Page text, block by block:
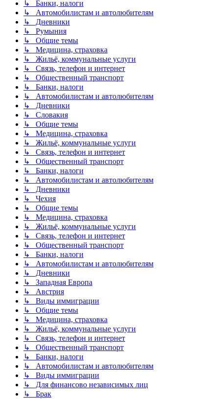
↳ Банки, налоги
↳ Автомобилистам и автолюбителям
↳ Дневники
↳ Румыния
↳ Общие темы
↳ Медицина, страховка
↳ Жильё, коммунальные услуги
↳ Связь, телефон и интернет
↳ Общественный транспорт
↳ Банки, налоги
↳ Автомобилистам и автолюбителям
↳ Дневники
↳ Словакия
↳ Общие темы
↳ Медицина, страховка
↳ Жильё, коммунальные услуги
↳ Связь, телефон и интернет
↳ Общественный транспорт
↳ Банки, налоги
↳ Автомобилистам и автолюбителям
↳ Дневники
↳ Чехия
↳ Общие темы
↳ Медицина, страховка
↳ Жильё, коммунальные услуги
↳ Связь, телефон и интернет
↳ Общественный транспорт
↳ Банки, налоги
↳ Автомобилистам и автолюбителям
↳ Дневники
↳ Западная Европа
↳ Австрия
↳ Виды иммиграции
↳ Общие темы
↳ Медицина, страховка
↳ Жильё, коммунальные услуги
↳ Связь, телефон и интернет
↳ Общественный транспорт
↳ Банки, налоги
↳ Автомобилистам и автолюбителям
↳ Виды иммиграции
↳ Для финансово независимых лиц
↳ Брак